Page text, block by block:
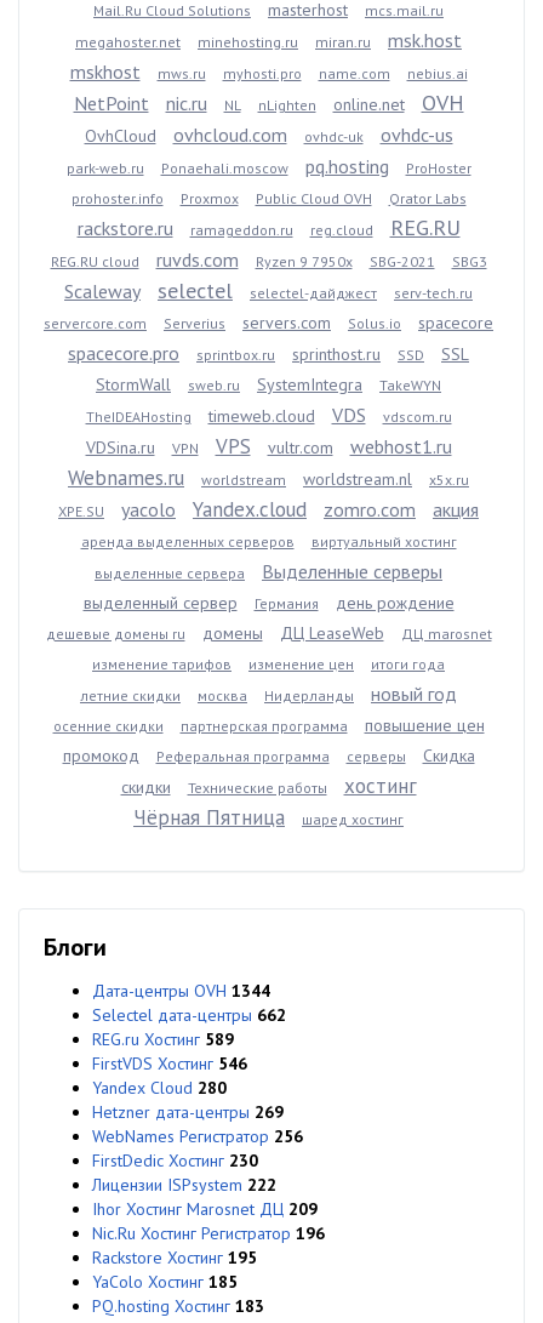
Mail.Ru Cloud Solutions masterhost
mcs.mail.ru
megahoster.net
minehosting.ru miran.ru
msk.host
mskhost
mws.ru myhosti.pro name.com nebius.ai
NetPoint nic.ru NL nLighten online.net OVH
OvhCloud ovhcloud.com ovhdc-uk ovhdc-us
park-web.ru Ponaehali.moscow pq.hosting
ProHoster
prohoster.info
Proxmox Public Cloud OVH Qrator Labs
rackstore.ru ramageddon.ru reg.cloud REG.RU
REG.RU cloud ruvds.com Ryzen 9 7950x SBG-2021 SBG3
Scaleway selectel selectel-дайджест
serv-tech.ru
servercore.com
Serverius servers.com Solus.io spacecore
spacecore.pro sprintbox.ru sprinthost.ru SSD
SSL
StormWall
sweb.ru SystemIntegra
TakeWYN
TheIDEAHosting
timeweb.cloud VDS vdscom.ru
VDSina.ru VPN VPS vultr.com webhost1.ru
Webnames.ru worldstream worldstream.nl
x5x.ru
XPE.SU
yacolo Yandex.cloud zomro.com акция
аренда выделенных серверов
виртуальный хостинг
выделенные сервера
Выделенные серверы
выделенный сервер Германия день рождение
дешевые домены ru домены ДЦ LeaseWeb
ДЦ marosnet
изменение тарифов
изменение цен
итоги года
летние скидки
москва Нидерланды новый год
осенние скидки партнерская программа
повышение цен
промокод
Реферальная программа серверы
Скидка
скидки
Технические работы
хостинг
Чёрная Пятница
шаред хостинг
Блоги
Дата-центры OVH 1344
Selectel дата-центры 662
REG.ru Хостинг 589
FirstVDS Хостинг 546
Yandex Cloud 280
Hetzner дата-центры 269
WebNames Регистратор 256
FirstDedic Хостинг 230
Лицензии ISPsystem 222
Ihor Хостинг Marosnet ДЦ 209
Nic.Ru Хостинг Регистратор 196
Rackstore Хостинг 195
YaColo Хостинг 185
PQ.hosting Хостинг 183